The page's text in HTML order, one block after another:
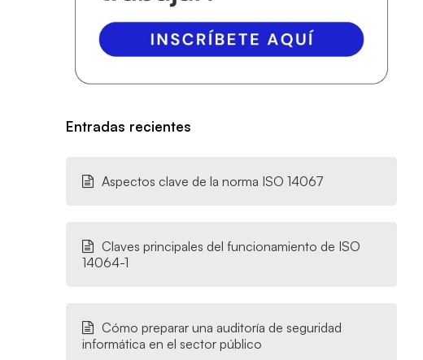
Entradas recientes
Aspectos clave de la norma ISO 14067
Claves principales del funcionamiento de ISO
14064-1
Cómo preparar una auditoría de seguridad
informática en el sector público